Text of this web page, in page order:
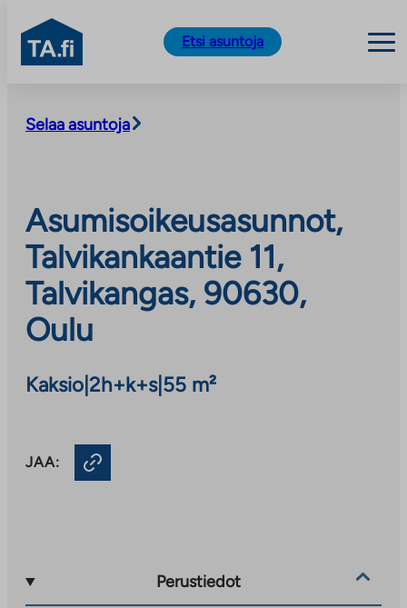
sisältöön
TA.fi
Etsi asuntoja
Selaa asuntoja
Asumisoikeusasunnot,
Talvikankaantie 11,
Talvikangas, 90630,
Oulu
Kaksio 2h+k+s| 55 m²
JAA:
Perustiedot